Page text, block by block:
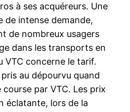
à ses acquéreurs. Une
de intense demande,
de nombreux usagers
dans les transports en
VTC concerne le tarif.
au dépourvu quand
par VTC. Les prix
éclatante, lors de la